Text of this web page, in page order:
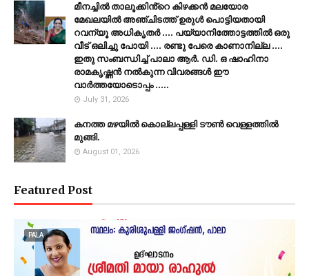
മീനച്ചിൽ താലൂക്കിൻ്റെ കിഴക്കൻ മലയോര
മേഖലയിൽ അഞ്ചിടത്ത് ഉരുൾ പൊട്ടിയതായി
റവന്യൂ അധികൃതർ .... പയ്യാനിത്തോട്ടത്തിൽ ഒരു
വീട് ഒലിച്ചു പോയി .... രണ്ടു പേരെ കാണാനില്ല ....
ഇതു സംബന്ധിച്ച് പാലാ ആർ. ഡി. ഒ ഷാഹിനാ
രാമകൃഷ്ണൻ നൽകുന്ന വിവരങ്ങൾ ഈ
വാർത്തയോടൊപ്പം .....
July 31, 2026
കനത്ത മഴയില്‍ കൊല്ലപ്പള്ളി ടൗണ്‍ വെള്ളത്തില്‍
മുങ്ങി.
August 01, 2026
Featured Post
PALA